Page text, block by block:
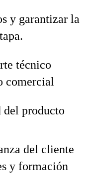
y garantizar la
técnico
comercial
producto
del cliente
y formación